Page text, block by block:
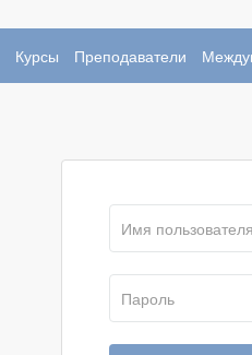
Курсы Преподаватели